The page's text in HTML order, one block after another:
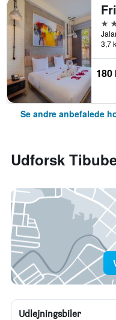
3
3,7
180
Se andre anbefalede
Udforsk
Udlejningsbiler